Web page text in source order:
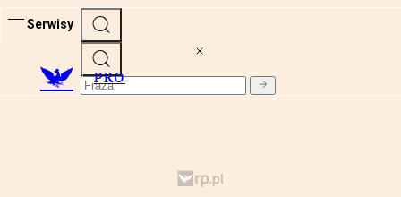
Serwisy
PRO